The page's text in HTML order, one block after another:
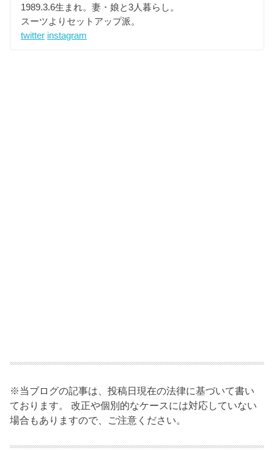
1989.3.6生まれ。妻・娘と3人暮らし。
スーツよりセットアップ派。
twitter instagram
※当ブログの記事は、投稿日現在の法律に基づいて書い
ております。 改正や個別的なケースには対応していない
場合もありますので、ご注意ください。